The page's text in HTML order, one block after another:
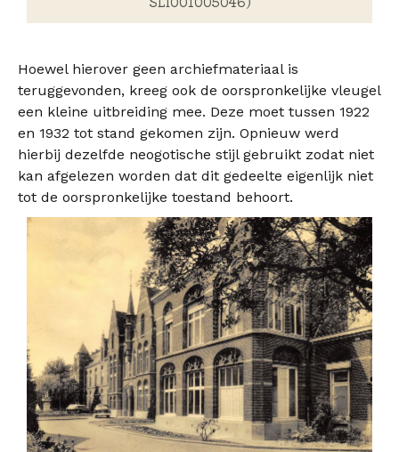
Hoewel hierover geen archiefmateriaal is
teruggevonden, kreeg ook de oorspronkelijke vleugel
een kleine uitbreiding mee. Deze moet tussen 1922
en 1932 tot stand gekomen zijn. Opnieuw werd
hierbij dezelfde neogotische stijl gebruikt zodat niet
kan afgelezen worden dat dit gedeelte eigenlijk niet
tot de oorspronkelijke toestand behoort.